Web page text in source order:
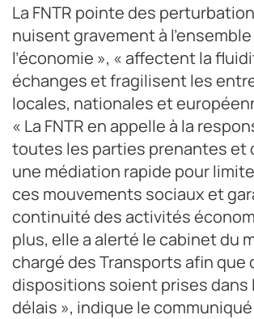
La FNTR pointe des
nuisent gravement à
l’économie », « affectent la
échanges et fragilisent les
locales, nationales et
« La FNTR en appelle à la
toutes les parties prenantes et
une médiation rapide pour
ces mouvements sociaux et
continuité des activités
plus, elle a alerté le cabinet du
chargé des Transports afin que
dispositions soient prises dans
délais », indique le communiqué